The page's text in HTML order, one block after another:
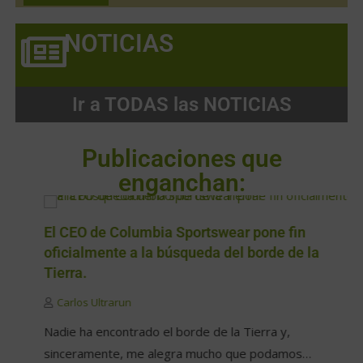
NOTICIAS
Ir a TODAS las NOTICIAS
Publicaciones que
enganchan:
El CEO de Columbia Sportswear pone fin
oficialmente a la búsqueda del borde de la
Tierra.
Carlos Ultrarun
Nadie ha encontrado el borde de la Tierra y,
sinceramente, me alegra mucho que podamos…